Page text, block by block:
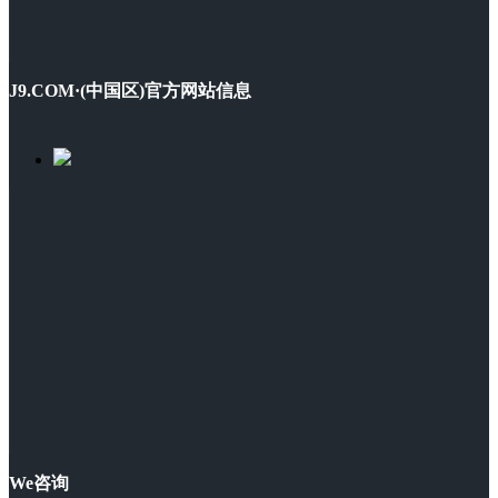
J9.COM·(中国区)官方网站信息
We咨询